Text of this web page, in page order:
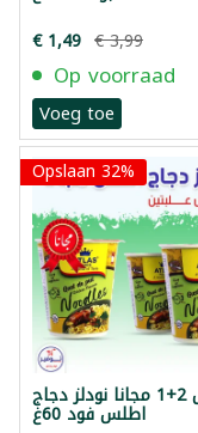
€ 1,49 € 3,99
Op voorraad
Voeg toe
Opslaan 32%
عرض 2+1 مجانا نودلز دجاج
اطلس فود 60غ